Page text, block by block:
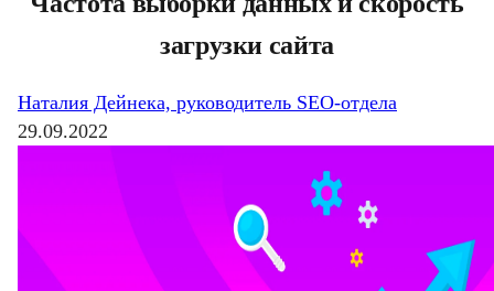
загрузки сайта
Наталия Дейнека, руководитель SEO-отдела
29.09.2022